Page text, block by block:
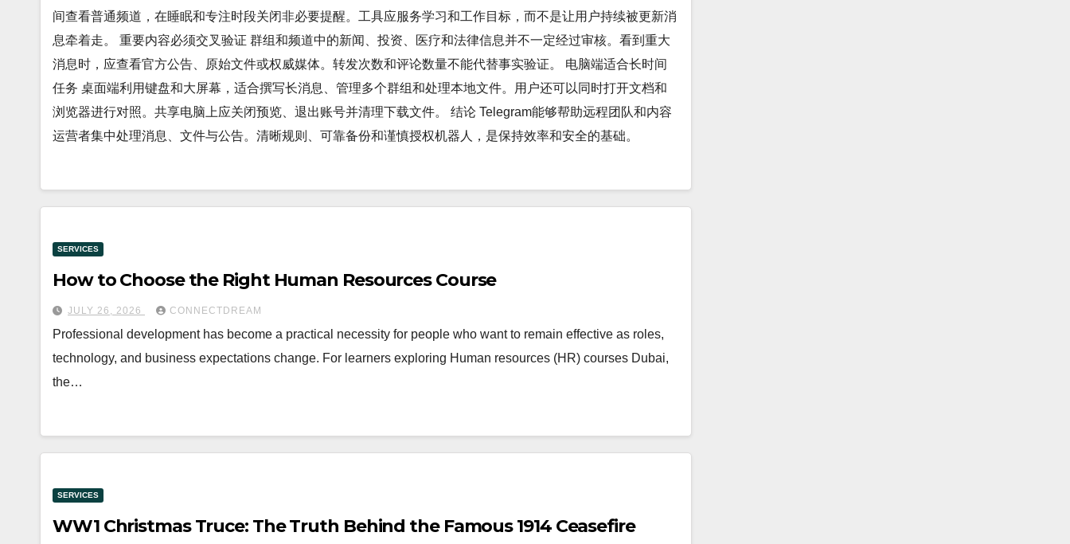
间查看普通频道，在睡眠和专注时段关闭非必要提醒。工具应服务学习和工作目标，而不是让用户持续被更新消
息牵着走。 重要内容必须交叉验证 群组和频道中的新闻、投资、医疗和法律信息并不一定经过审核。看到重大
消息时，应查看官方公告、原始文件或权威媒体。转发次数和评论数量不能代替事实验证。 电脑端适合长时间
任务 桌面端利用键盘和大屏幕，适合撰写长消息、管理多个群组和处理本地文件。用户还可以同时打开文档和
浏览器进行对照。共享电脑上应关闭预览、退出账号并清理下载文件。 结论 Telegram能够帮助远程团队和内容
运营者集中处理消息、文件与公告。清晰规则、可靠备份和谨慎授权机器人，是保持效率和安全的基础。
SERVICES
How to Choose the Right Human Resources Course
JULY 26, 2026 CONNECTDREAM
Professional development has become a practical necessity for people who want to remain effective as roles,
technology, and business expectations change. For learners exploring Human resources (HR) courses Dubai,
the…
SERVICES
WW1 Christmas Truce: The Truth Behind the Famous 1914 Ceasefire